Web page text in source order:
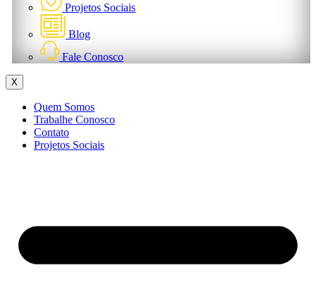
Projetos Sociais
Blog
Fale Conosco
X
Quem Somos
Trabalhe Conosco
Contato
Projetos Sociais